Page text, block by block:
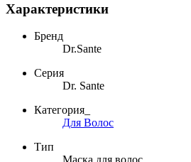
Характеристики
Бренд
Dr.Sante
Серия
Dr. Sante
Категория_
Для Волос
Тип